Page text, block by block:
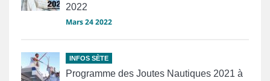
2022
Mars 24 2022
INFOS SÈTE
Programme des Joutes Nautiques 2021 à